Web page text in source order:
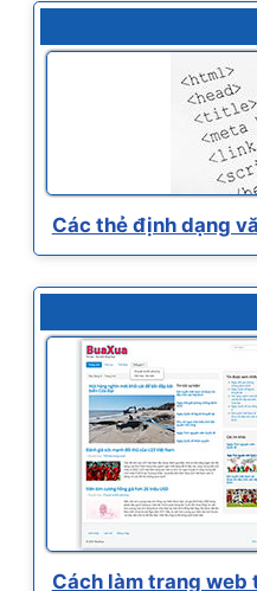
Các thẻ định dạng
Cách làm trang